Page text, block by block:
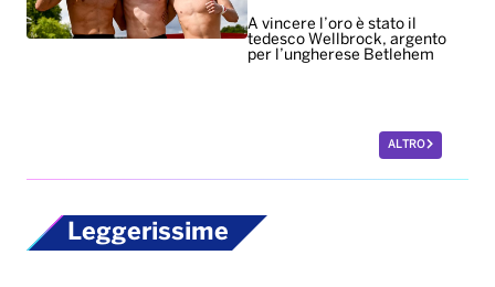
A vincere l’oro è stato il
tedesco Wellbrock, argento
per l’ungherese Betlehem
ALTRO
Leggerissime